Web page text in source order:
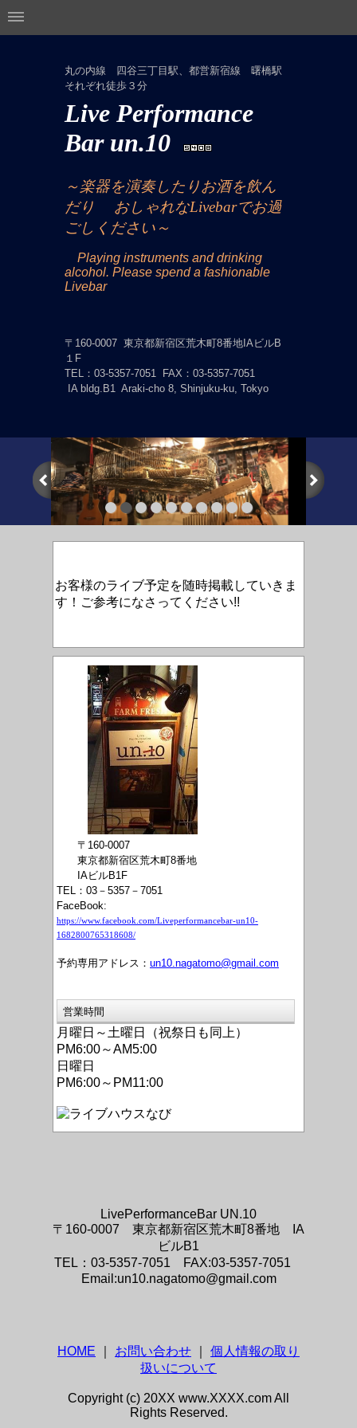
丸の内線 四谷三丁目駅、都営新宿線 曙橋駅
それぞれ徒歩３分
Live Performance
Bar un.10
～楽器を演奏したりお酒を飲ん
だり
おしゃれなLivebarでお過
ごしください～
Playing instruments and drinking
alcohol. Please spend a fashionable
Livebar
〒160-0007 東京都新宿区荒木町8番地IAビルB
１F
TEL：03-5357-7051
FAX：03-5357-7051
IA bldg.B1 Araki-cho 8, Shinjuku-ku, Tokyo
お客様のライブ予定を随時掲載していきま
す！ご参考になさってください!!
〒160-0007
東京都新宿区荒木町8番地
IAビルB1F
TEL：03－5357－7051
FaceBook:
https://www.facebook.com/Liveperformancebar-un10-
1682800765318608/
予約専用アドレス： un10.nagatomo@gmail.com
営業時間
月曜日～土曜日（祝祭日も同上）
PM6:00～AM5:00
日曜日
PM6:00～PM11:00
LivePerformanceBar UN.10
〒160-0007 東京都新宿区荒木町8番地 IA
ビルB1
TEL：03-5357-7051 FAX:03-5357-7051
Email:un10.nagatomo@gmail.com
HOME お問い合わせ
個人情報の取り
扱いについて
Copyright (c) 20XX www.XXXX.com All
Rights Reserved.